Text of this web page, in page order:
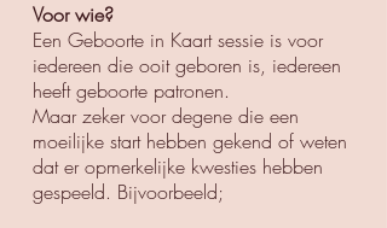
Voor wie?
Een Geboorte in Kaart sessie is voor
iedereen die ooit geboren is, iedereen
heeft geboorte patronen.
Maar zeker voor degene die een
moeilijke start hebben gekend of weten
dat er opmerkelijke kwesties hebben
gespeeld. Bijvoorbeeld;